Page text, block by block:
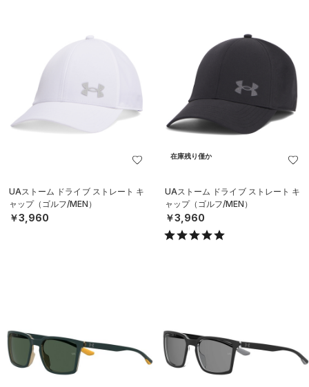
UAストーム ドライブ ストレート キ
ャップ（ゴルフ/MEN）
￥3,960
在庫残り僅か
UAストーム ドライブ ストレート キ
ャップ（ゴルフ/MEN）
￥3,960